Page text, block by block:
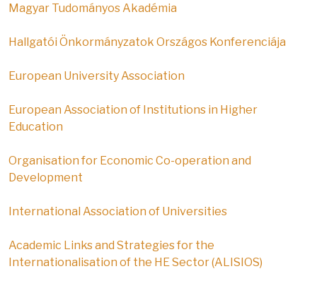
Magyar Tudományos Akadémia
Hallgatói Önkormányzatok Országos Konferenciája
European University Association
European Association of Institutions in Higher
Education
Organisation for Economic Co-operation and
Development
International Association of Universities
Academic Links and Strategies for the
Internationalisation of the HE Sector (ALISIOS)